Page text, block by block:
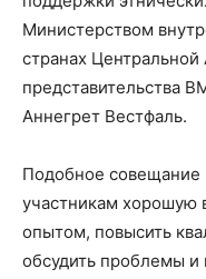
Министерством
странах
представительства
Аннегрет Вестфаль.
Подобное совещание
участникам хорошую
опытом, повысить
обсудить проблемы и